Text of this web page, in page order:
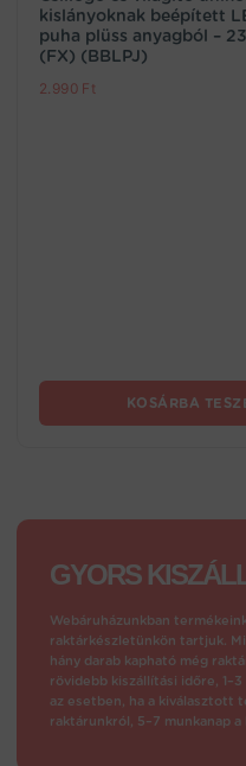
kislányoknak beépített
puha plüss anyagból –
(FX) (BBLPJ)
2.990 Ft
KOSÁRBA
GYORS
Webáruházunkban
raktárkészletünkön tartjuk.
hány darab kapható még
rövidebb kiszállítási időre,
az esetben, ha a kiválasztott
raktárunkról, 5–7 munkanap a